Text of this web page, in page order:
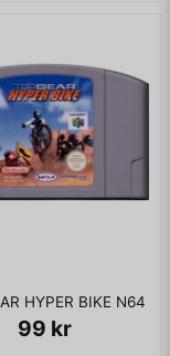
HYPER BIKE N64
99 kr